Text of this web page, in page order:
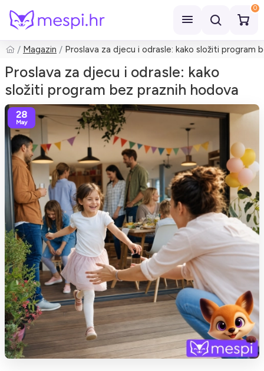
0
Pretraži
Magazin Proslava za djecu i odrasle: kako složiti program
Proslava za djecu i odrasle: kako
složiti program bez praznih hodova
28
May